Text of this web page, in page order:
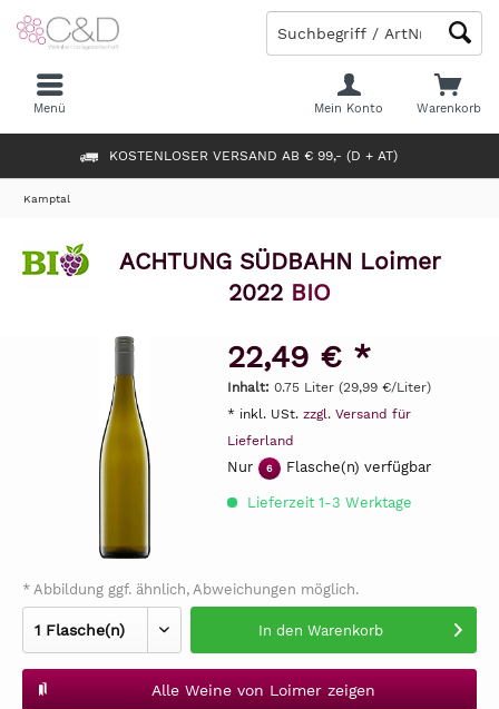
KOSTENLOSER VERSAND AB € 99,- (D + AT)
Warenkorb
Mein Konto
Menü
Kamptal
ACHTUNG SÜDBAHN Loimer
2022 BIO
22,49 € *
Inhalt: 0.75 Liter (29,99 €/Liter)
* inkl. USt. zzgl. Versand für
Lieferland
Nur 6 Flasche(n) verfügbar
Lieferzeit 1-3 Werktage
* Abbildung ggf. ähnlich, Abweichungen möglich.
In den Warenkorb
Alle Weine von Loimer zeigen